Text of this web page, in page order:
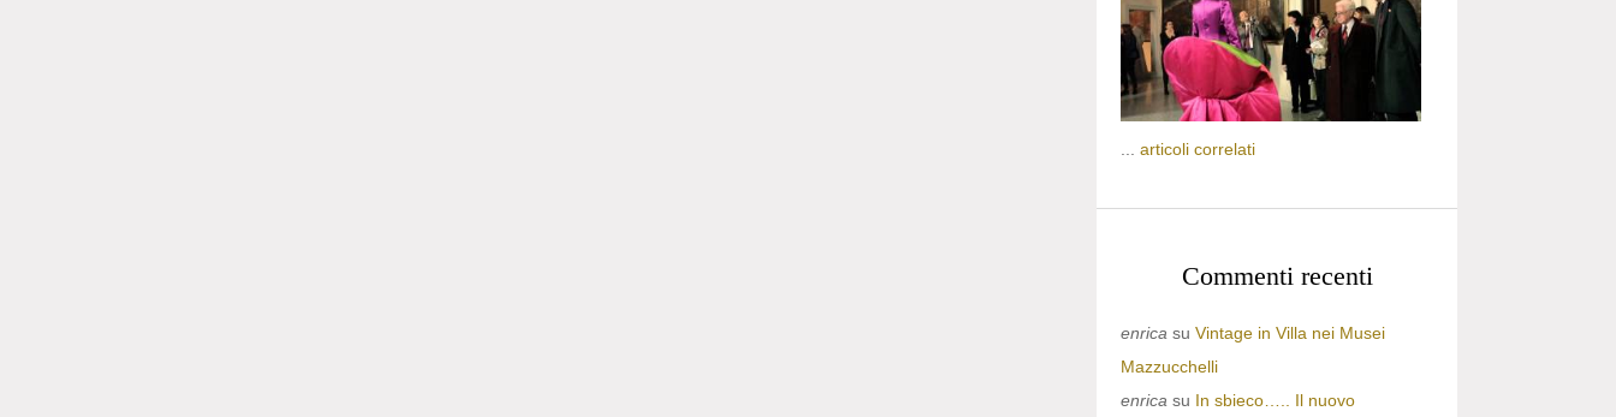
articoli correlati
Commenti recenti
enrica su Vintage in Villa nei Musei
Mazzucchelli
enrica su In sbieco….. Il nuovo